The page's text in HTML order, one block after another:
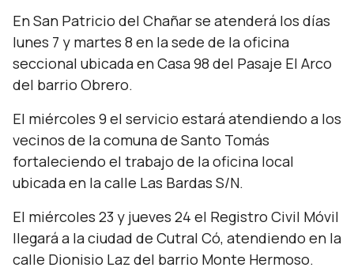
En San Patricio del Chañar se atenderá los días
lunes 7 y martes 8 en la sede de la oficina
seccional ubicada en Casa 98 del Pasaje El Arco
del barrio Obrero.
El miércoles 9 el servicio estará atendiendo a los
vecinos de la comuna de Santo Tomás
fortaleciendo el trabajo de la oficina local
ubicada en la calle Las Bardas S/N.
El miércoles 23 y jueves 24 el Registro Civil Móvil
llegará a la ciudad de Cutral Có, atendiendo en la
calle Dionisio Laz del barrio Monte Hermoso.